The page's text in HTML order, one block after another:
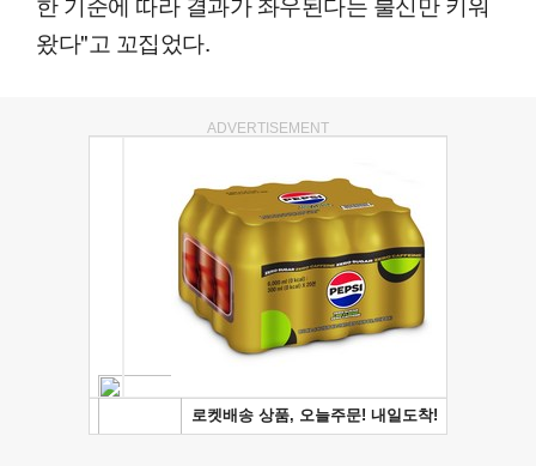
왔다"고 꼬집었다.
ADVERTISEMENT